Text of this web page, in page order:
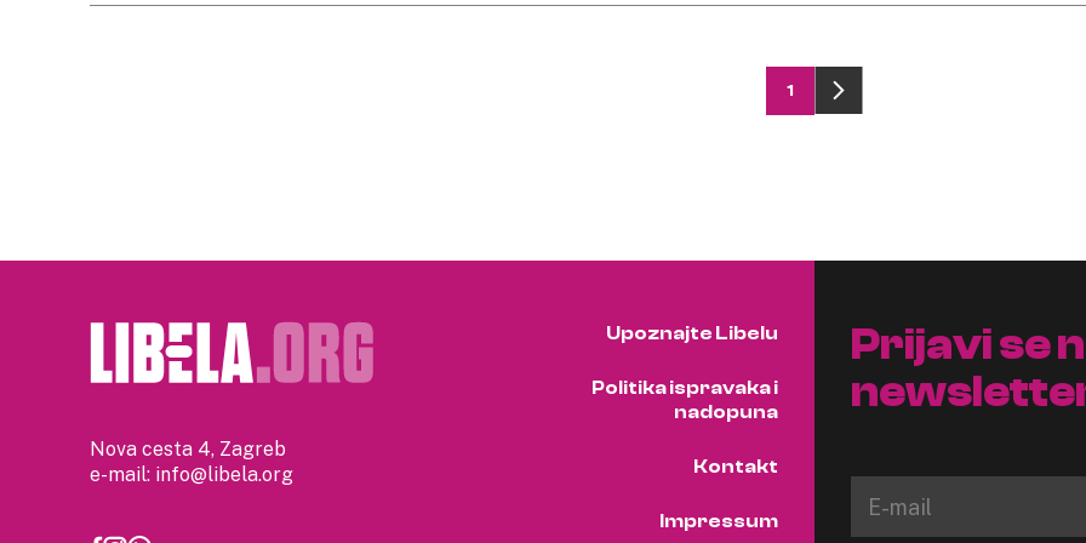
1
Nova cesta 4, Zagreb
e-mail: info@libela.org
Upoznajte Libelu
Politika ispravaka i
nadopuna
Kontakt
Impressum
Prijavi se